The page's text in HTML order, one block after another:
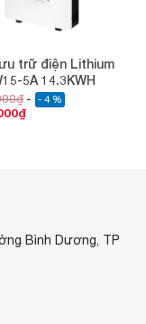
trữ điện Lithium
5A 14.3KWH
₫ - 4 %
₫
Bình Dương, TP